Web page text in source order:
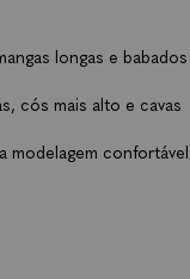
longas e babados
cós mais alto e cavas
modelagem confortável